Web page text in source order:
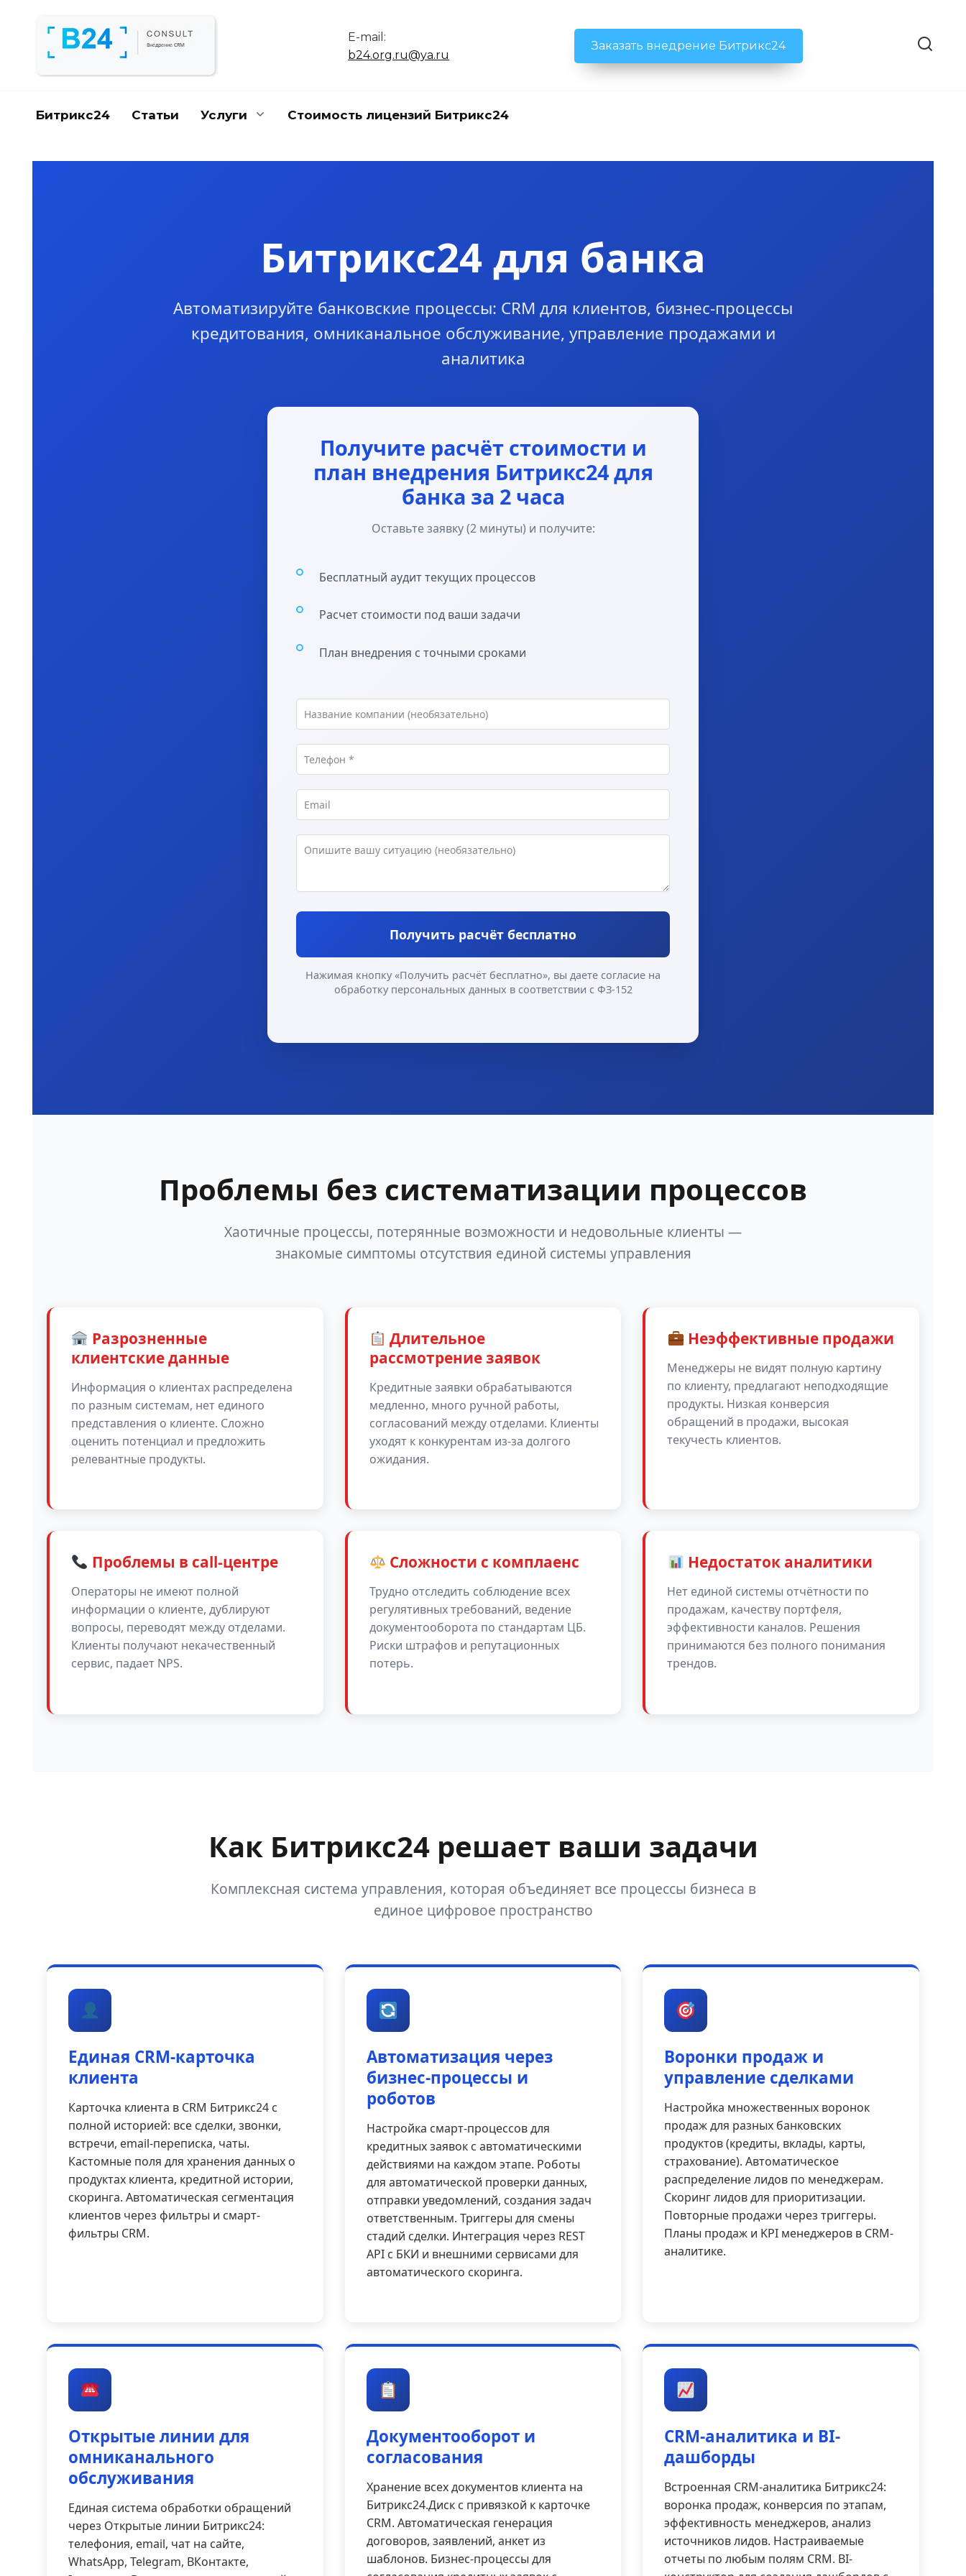
содержанию
E-mail:
b24.org.ru@ya.ru
Заказать внедрение Битрикс24
Битрикс24 Статьи Услуги Стоимость лицензий Битрикс24
Битрикс24 для банка
Автоматизируйте банковские процессы: CRM для клиентов, бизнес-процессы
кредитования, омниканальное обслуживание, управление продажами и
аналитика
Получите расчёт стоимости и
план внедрения Битрикс24 для
банка за 2 часа
Оставьте заявку (2 минуты) и получите:
Бесплатный аудит текущих процессов
Расчет стоимости под ваши задачи
План внедрения с точными сроками
Получить расчёт бесплатно
Нажимая кнопку «Получить расчёт бесплатно», вы даете согласие на
обработку персональных данных в соответствии с ФЗ-152
Проблемы без систематизации процессов
Хаотичные процессы, потерянные возможности и недовольные клиенты —
знакомые симптомы отсутствия единой системы управления
Разрозненные
клиентские данные
Информация о клиентах распределена
по разным системам, нет единого
представления о клиенте. Сложно
оценить потенциал и предложить
релевантные продукты.
Длительное
рассмотрение заявок
Кредитные заявки обрабатываются
медленно, много ручной работы,
согласований между отделами. Клиенты
уходят к конкурентам из-за долгого
ожидания.
Неэффективные продажи
Менеджеры не видят полную картину
по клиенту, предлагают неподходящие
продукты. Низкая конверсия
обращений в продажи, высокая
текучесть клиентов.
Проблемы в call-центре
Операторы не имеют полной
информации о клиенте, дублируют
вопросы, переводят между отделами.
Клиенты получают некачественный
сервис, падает NPS.
Сложности с комплаенс
Трудно отследить соблюдение всех
регулятивных требований, ведение
документооборота по стандартам ЦБ.
Риски штрафов и репутационных
потерь.
Недостаток аналитики
Нет единой системы отчётности по
продажам, качеству портфеля,
эффективности каналов. Решения
принимаются без полного понимания
трендов.
Как Битрикс24 решает ваши задачи
Комплексная система управления, которая объединяет все процессы бизнеса в
единое цифровое пространство
Единая CRM-карточка
клиента
Карточка клиента в CRM Битрикс24 с
полной историей: все сделки, звонки,
встречи, email-переписка, чаты.
Кастомные поля для хранения данных о
продуктах клиента, кредитной истории,
скоринга. Автоматическая сегментация
клиентов через фильтры и смарт-
фильтры CRM.
Автоматизация через
бизнес-процессы и
роботов
Настройка смарт-процессов для
кредитных заявок с автоматическими
действиями на каждом этапе. Роботы
для автоматической проверки данных,
отправки уведомлений, создания задач
ответственным. Триггеры для смены
стадий сделки. Интеграция через REST
API с БКИ и внешними сервисами для
автоматического скоринга.
Воронки продаж и
управление сделками
Настройка множественных воронок
продаж для разных банковских
продуктов (кредиты, вклады, карты,
страхование). Автоматическое
распределение лидов по менеджерам.
Скоринг лидов для приоритизации.
Повторные продажи через триггеры.
Планы продаж и KPI менеджеров в CRM-
аналитике.
Открытые линии для
омниканального
обслуживания
Единая система обработки обращений
через Открытые линии Битрикс24:
телефония, email, чат на сайте,
WhatsApp, Telegram, ВКонтакте,
Документооборот и
согласования
Хранение всех документов клиента на
Битрикс24.Диск с привязкой к карточке
CRM. Автоматическая генерация
договоров, заявлений, анкет из
шаблонов. Бизнес-процессы для
CRM-аналитика и BI-
дашборды
Встроенная CRM-аналитика Битрикс24:
воронка продаж, конверсия по этапам,
эффективность менеджеров, анализ
источников лидов. Настраиваемые
отчеты по любым полям CRM. BI-